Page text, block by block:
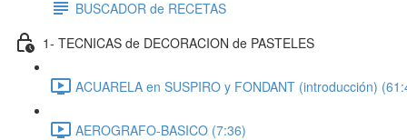
BUSCADOR de RECETAS
1- TECNICAS de DECORACION de PASTELES
ACUARELA en SUSPIRO y FONDANT (introducción)
AEROGRAFO-BASICO (7:36)